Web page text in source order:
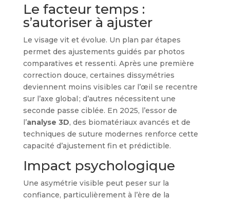
Le facteur temps :
s’autoriser à ajuster
Le visage vit et évolue. Un plan par étapes
permet des ajustements guidés par photos
comparatives et ressenti. Après une première
correction douce, certaines dissymétries
deviennent moins visibles car l’œil se recentre
sur l’axe global ; d’autres nécessitent une
seconde passe ciblée. En 2025, l’essor de
l’analyse 3D, des biomatériaux avancés et de
techniques de suture modernes renforce cette
capacité d’ajustement fin et prédictible.
Impact psychologique
Une asymétrie visible peut peser sur la
confiance, particulièrement à l’ère de la